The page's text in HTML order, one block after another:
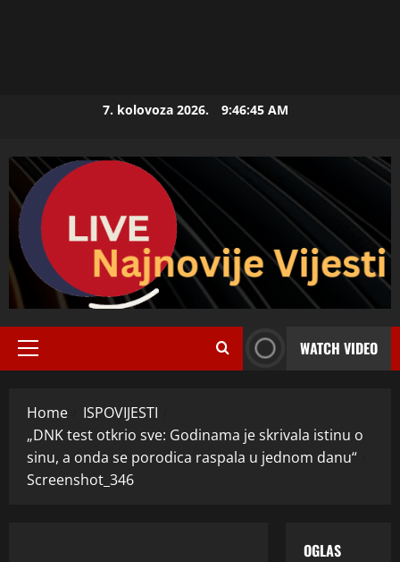
7. kolovoza 2026. 9:46:46 AM
Primary
WATCH VIDEO
Home
ISPOVIJESTI
„DNK test otkrio sve: Godinama je skrivala istinu o
sinu, a onda se porodica raspala u jednom danu“
Screenshot_346
OGLAS